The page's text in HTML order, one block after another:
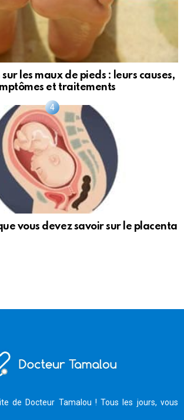
les maux de pieds : leurs causes,
et traitements
vous devez savoir sur le placenta
de Docteur Tamalou ! Tous les jours, vous